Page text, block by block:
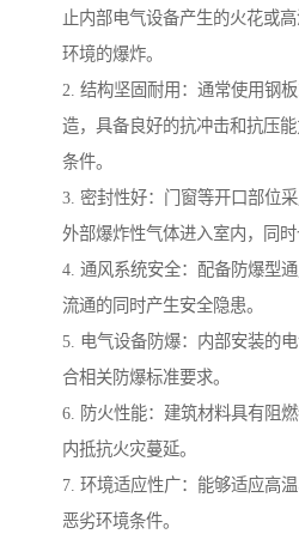
止内部电气设备产生的火花或
环境的爆炸。
2. 结构坚固耐用：通常使用钢
造，具备良好的抗冲击和抗压
条件。
3. 密封性好：门窗等开口部位
外部爆炸性气体进入室内，同时
4. 通风系统安全：配备防爆型
流通的同时产生安全隐患。
5. 电气设备防爆：内部安装的
合相关防爆标准要求。
6. 防火性能：建筑材料具有阻
内抵抗火灾蔓延。
7. 环境适应性广：能够适应高
恶劣环境条件。